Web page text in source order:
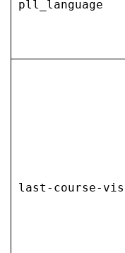
pll_language
last-course-